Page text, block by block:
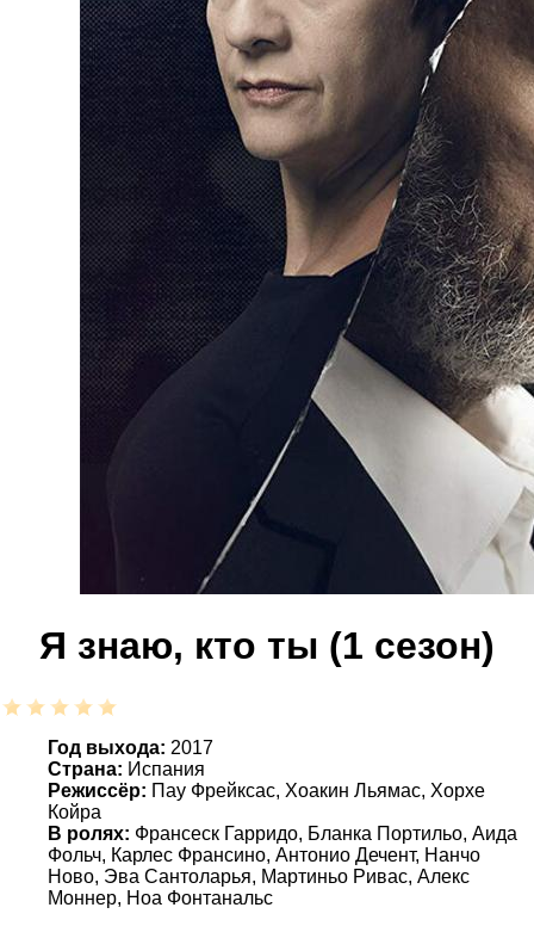
Я знаю, кто ты (1 сезон)
Год выхода: 2017
Страна: Испания
Режиссёр: Пау Фрейксас, Хоакин Льямас, Хорхе
Койра
В ролях: Франсеск Гарридо, Бланка Портильо, Аида
Фольч, Карлес Франсино, Антонио Дечент, Нанчо
Ново, Эва Сантоларья, Мартиньо Ривас, Алекс
Моннер, Ноа Фонтанальс